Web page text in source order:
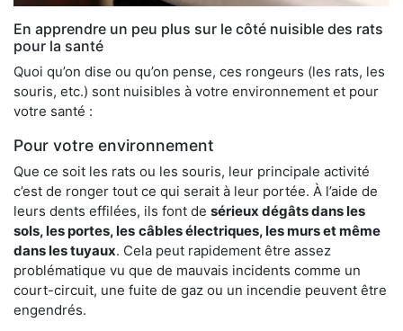
En apprendre un peu plus sur le côté nuisible des rats
pour la santé
Quoi qu’on dise ou qu’on pense, ces rongeurs (les rats, les
souris, etc.) sont nuisibles à votre environnement et pour
votre santé :
Pour votre environnement
Que ce soit les rats ou les souris, leur principale activité
c’est de ronger tout ce qui serait à leur portée. À l’aide de
leurs dents effilées, ils font de sérieux dégâts dans les
sols, les portes, les câbles électriques, les murs et même
dans les tuyaux. Cela peut rapidement être assez
problématique vu que de mauvais incidents comme un
court-circuit, une fuite de gaz ou un incendie peuvent être
engendrés.